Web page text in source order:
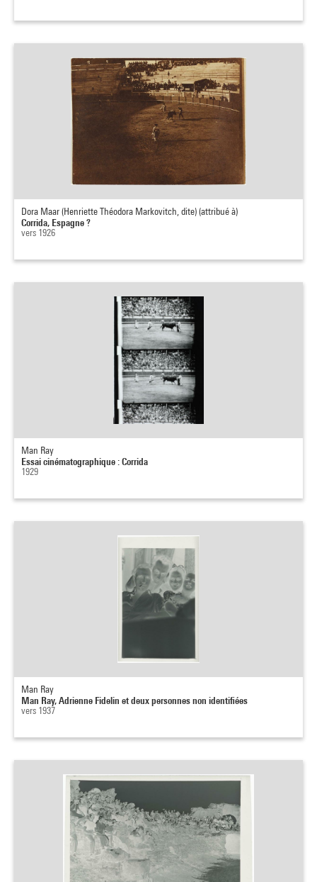
Dora Maar (Henriette Théodora Markovitch, dite) (attribué à)
Corrida, Espagne ?
vers 1926
Man Ray
Essai cinématographique : Corrida
1929
Man Ray
Man Ray, Adrienne Fidelin et deux personnes non identifiées
vers 1937